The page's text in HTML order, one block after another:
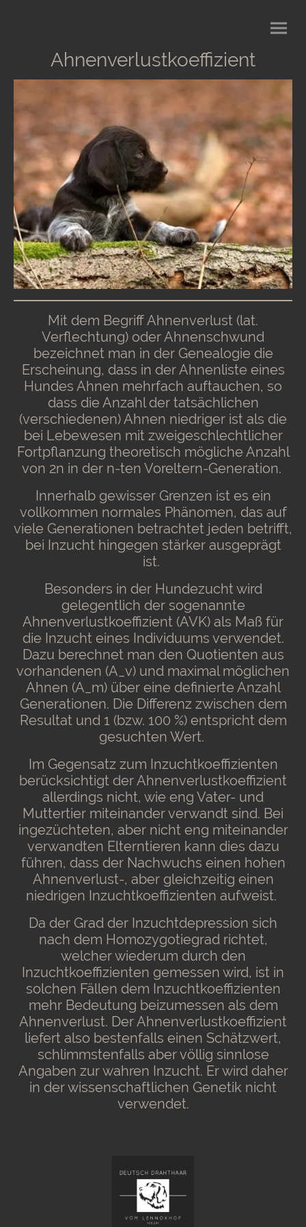
Ahnenverlustkoeffizient
Mit dem Begriff Ahnenverlust (lat.
Verflechtung) oder Ahnenschwund
bezeichnet man in der Genealogie die
Erscheinung, dass in der Ahnenliste eines
Hundes Ahnen mehrfach auftauchen, so
dass die Anzahl der tatsächlichen
(verschiedenen) Ahnen niedriger ist als die
bei Lebewesen mit zweigeschlechtlicher
Fortpflanzung theoretisch mögliche Anzahl
von 2n in der n-ten Voreltern-Generation.
Innerhalb gewisser Grenzen ist es ein
vollkommen normales Phänomen, das auf
viele Generationen betrachtet jeden betrifft,
bei Inzucht hingegen stärker ausgeprägt
ist.
Besonders in der Hundezucht wird
gelegentlich der sogenannte
Ahnenverlustkoeffizient (AVK) als Maß für
die Inzucht eines Individuums verwendet.
Dazu berechnet man den Quotienten aus
vorhandenen (A_v) und maximal möglichen
Ahnen (A_m) über eine definierte Anzahl
Generationen. Die Differenz zwischen dem
Resultat und 1 (bzw. 100 %) entspricht dem
gesuchten Wert.
Im Gegensatz zum Inzuchtkoeffizienten
berücksichtigt der Ahnenverlustkoeffizient
allerdings nicht, wie eng Vater- und
Muttertier miteinander verwandt sind. Bei
ingezüchteten, aber nicht eng miteinander
verwandten Elterntieren kann dies dazu
führen, dass der Nachwuchs einen hohen
Ahnenverlust-, aber gleichzeitig einen
niedrigen Inzuchtkoeffizienten aufweist.
Da der Grad der Inzuchtdepression sich
nach dem Homozygotiegrad richtet,
welcher wiederum durch den
Inzuchtkoeffizienten gemessen wird, ist in
solchen Fällen dem Inzuchtkoeffizienten
mehr Bedeutung beizumessen als dem
Ahnenverlust. Der Ahnenverlustkoeffizient
liefert also bestenfalls einen Schätzwert,
schlimmstenfalls aber völlig sinnlose
Angaben zur wahren Inzucht. Er wird daher
in der wissenschaftlichen Genetik nicht
verwendet.